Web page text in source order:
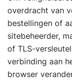
overdracht van
bestellingen of
sitebeheerder,
of TLS-
verbinding aan
browser